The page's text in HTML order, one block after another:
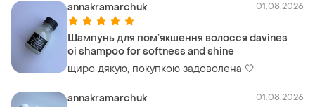
annakramarchuk 01.08.2026
Шампунь для помʼякшення волосся davines
oi shampoo for softness and shine
щиро дякую, покупкою задоволена 🤍
annakramarchuk 01.08.2026